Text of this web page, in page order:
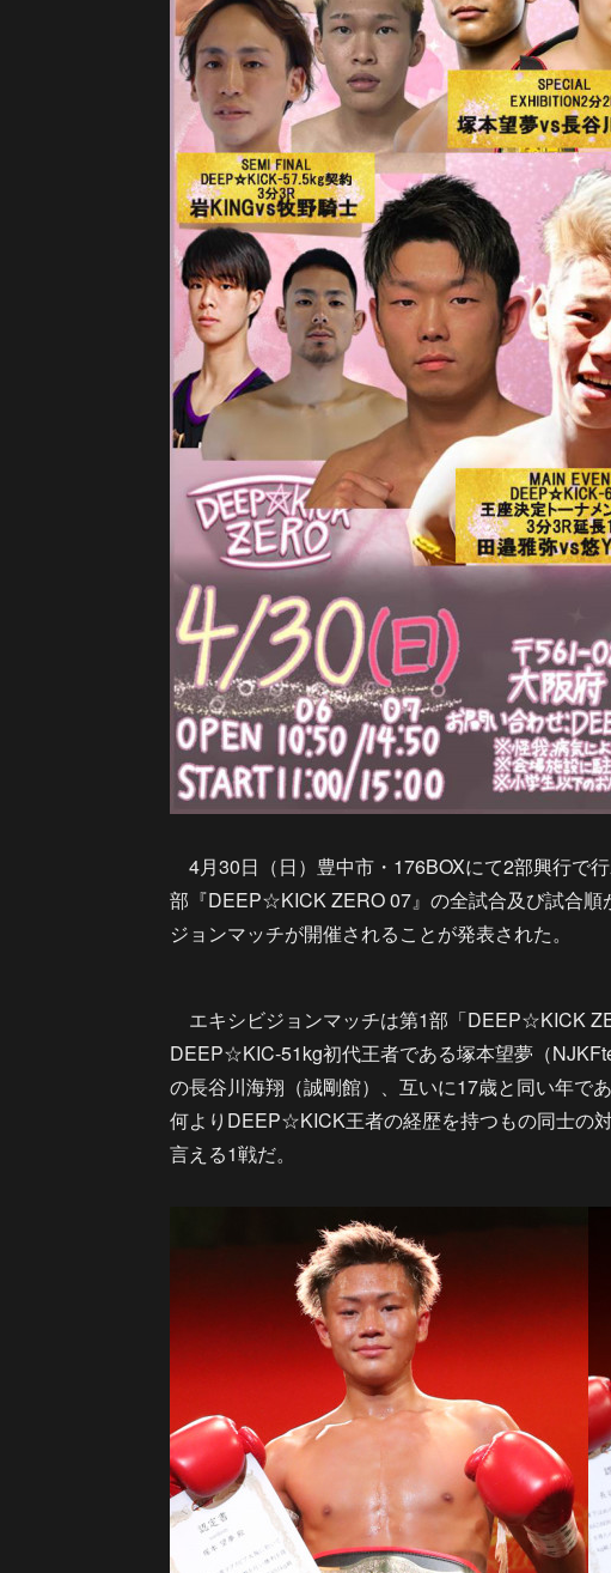
4月30日（日）豊中市・176BOXにて2部興行で
部『DEEP☆KICK ZERO 07』の全試合及び試合
ジョンマッチが開催されることが発表された。
エキシビジョンマッチは第1部「DEEP☆KICK
DEEP☆KIC-51kg初代王者である塚本望夢（
の長谷川海翔（誠剛館）、互いに17歳と同い年で
何よりDEEP☆KICK王者の経歴を持つもの同士の
言える1戦だ。